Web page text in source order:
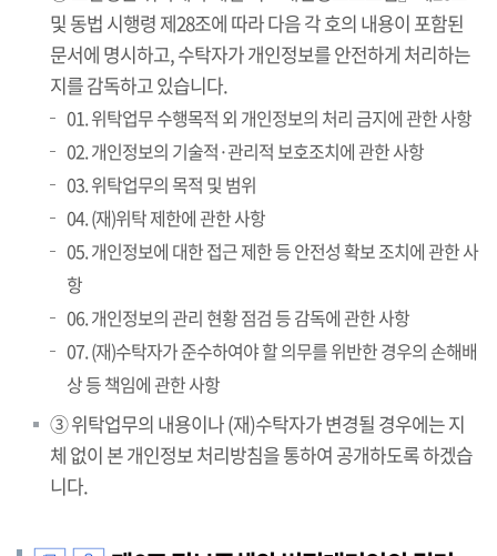
및 동법 시행령 제28조에 따라 다음 각 호의 내용이 포함된
문서에 명시하고, 수탁자가 개인정보를 안전하게 처리하는
지를 감독하고 있습니다.
01. 위탁업무 수행목적 외 개인정보의 처리 금지에 관한 사항
02. 개인정보의 기술적·관리적 보호조치에 관한 사항
03. 위탁업무의 목적 및 범위
04. (재)위탁 제한에 관한 사항
05. 개인정보에 대한 접근 제한 등 안전성 확보 조치에 관한 사
항
06. 개인정보의 관리 현황 점검 등 감독에 관한 사항
07. (재)수탁자가 준수하여야 할 의무를 위반한 경우의 손해배
상 등 책임에 관한 사항
③ 위탁업무의 내용이나 (재)수탁자가 변경될 경우에는 지
체 없이 본 개인정보 처리방침을 통하여 공개하도록 하겠습
니다.